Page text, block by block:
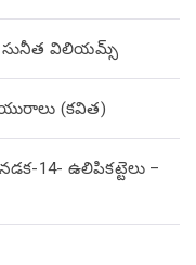
సునీత విలియమ్స్
(కవిత)
14- ఉలిపికట్టెలు –